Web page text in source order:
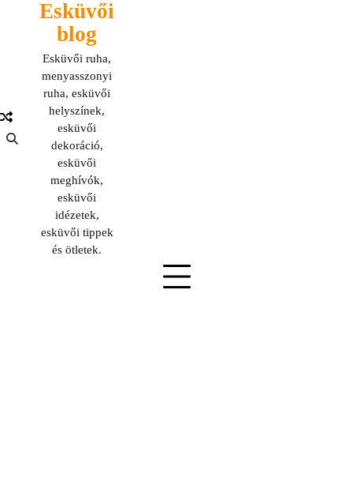
Esküvői
blog
Esküvői ruha,
menyasszonyi
ruha, esküvői
helyszínek,
esküvői
dekoráció,
esküvői
meghívók,
esküvői
idézetek,
esküvői tippek
és ötletek.